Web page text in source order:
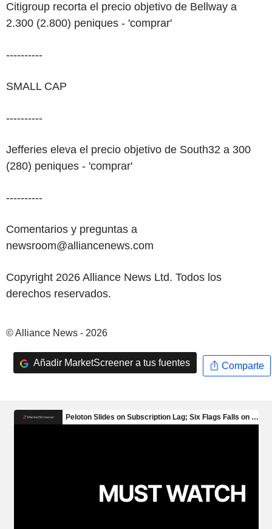
Citigroup recorta el precio objetivo de Bellway a
2.300 (2.800) peniques - 'comprar'
----------
SMALL CAP
----------
Jefferies eleva el precio objetivo de South32 a 300
(280) peniques - 'comprar'
----------
Comentarios y preguntas a
newsroom@alliancenews.com
Copyright 2026 Alliance News Ltd. Todos los
derechos reservados.
© Alliance News - 2026
Añadir MarketScreener a tus fuentes Comparte